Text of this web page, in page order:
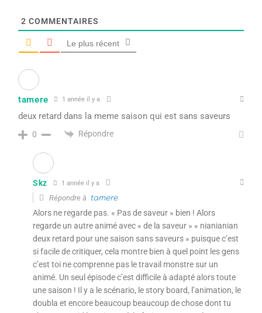
2 COMMENTAIRES
Le plus récent
tamere 1 année il y a
deux retard dans la meme saison qui est sans saveurs
0 Répondre
Skz 1 année il y a
Répondre à tamere
Alors ne regarde pas. « Pas de saveur » bien ! Alors
regarde un autre animé avec « de la saveur » « nianianian
deux retard pour une saison sans saveurs » puisque c’est
si facile de critiquer, cela montre bien à quel point les gens
c’est toi ne comprenne pas le travail monstre sur un
animé. Un seul épisode c’est difficile à adapté alors toute
une saison ! Il y a le scénario, le story board, l’animation, le
doubla et encore beaucoup beaucoup de chose dont tu